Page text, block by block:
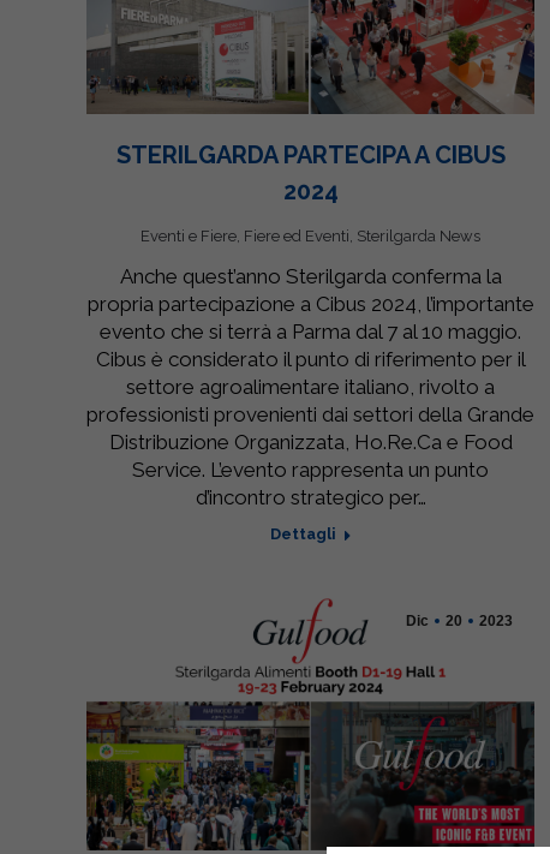
STERILGARDA PARTECIPA A CIBUS
2024
Eventi e Fiere, Fiere ed Eventi, Sterilgarda News
Anche quest’anno Sterilgarda conferma la
propria partecipazione a Cibus 2024, l’importante
evento che si terrà a Parma dal 7 al 10 maggio.
Cibus è considerato il punto di riferimento per il
settore agroalimentare italiano, rivolto a
professionisti provenienti dai settori della Grande
Distribuzione Organizzata, Ho.Re.Ca e Food
Service. L’evento rappresenta un punto
d’incontro strategico per…
Dettagli
Dic 20 2023